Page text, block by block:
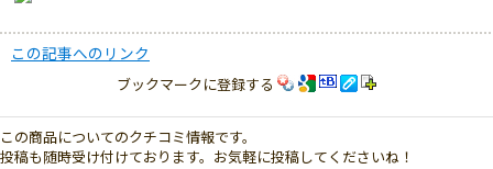
この記事へのリンク
ブックマークに登録する
この商品についてのクチコミ情報です。
投稿も随時受け付けております。お気軽に投稿してくださいね！